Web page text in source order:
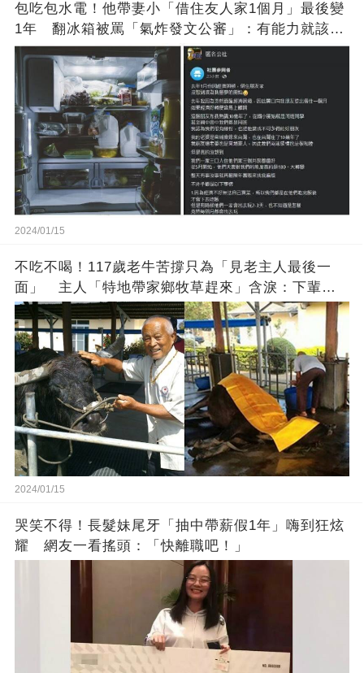
包吃包水電！他帶妻小「借住友人家1個月」最後變
1年 翻冰箱被罵「氣炸發文公審」：有能力就該大
方
2024/01/15
不吃不喝！117歲老牛苦撐只為「見老主人最後一
面」 主人「特地帶家鄉牧草趕來」含淚：下輩子
找個好人家
2024/01/15
哭笑不得！長髮妹尾牙「抽中帶薪假1年」嗨到狂炫
耀 網友一看搖頭：「快離職吧！」